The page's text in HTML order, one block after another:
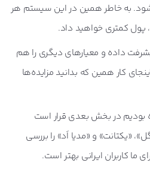
شود. به خاطر همین در این سیستم هر
پول کمتری خواهید داد.
داده و معیارهای دیگری را هم
کار همین که بدانید مزایده‌ها
بودیم در بخش بعدی قرار است
«یکتانت» و «مدیا اَد» را بررسی
ما کاربران ایرانی بهتر است.